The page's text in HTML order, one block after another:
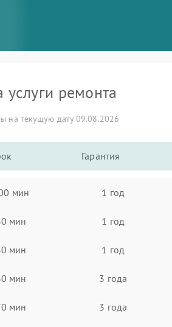
ремонта
на текущую дату 09.08.2026
Гарантия
мин 1 год
мин 1 год
мин 1 год
мин 3 года
мин 3 года